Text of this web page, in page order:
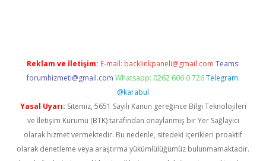
Reklam ve İletişim: E-mail: backlinkpaneli@gmail.com Teams:
forumhizmeti@gmail.com Whatsapp: 0262 606 0 726 Telegram:
@karabul
Yasal Uyarı: Sitemiz, 5651 Sayılı Kanun gereğince Bilgi Teknolojileri
ve İletişim Kurumu (BTK) tarafından onaylanmış bir Yer Sağlayıcı
olarak hizmet vermektedir. Bu nedenle, sitedeki içerikleri proaktif
olarak denetleme veya araştırma yükümlülüğümüz bulunmamaktadır.